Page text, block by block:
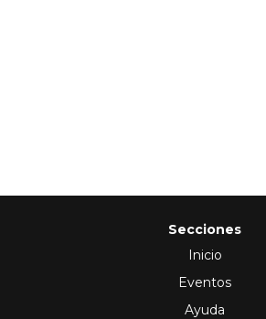
Secciones
Inicio
Eventos
Ayuda